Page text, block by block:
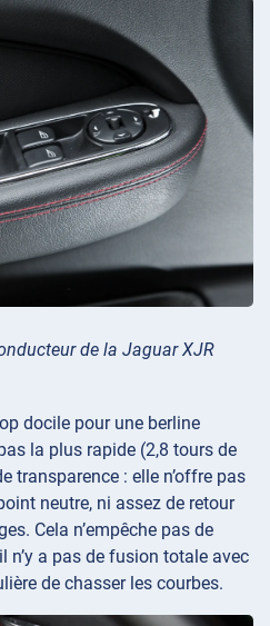
de la Jaguar XJR
docile pour une berline
la plus rapide (2,8 tours de
transparence : elle n’offre pas
neutre, ni assez de retour
Cela n’empêche pas de
n’y a pas de fusion totale avec
de chasser les courbes.